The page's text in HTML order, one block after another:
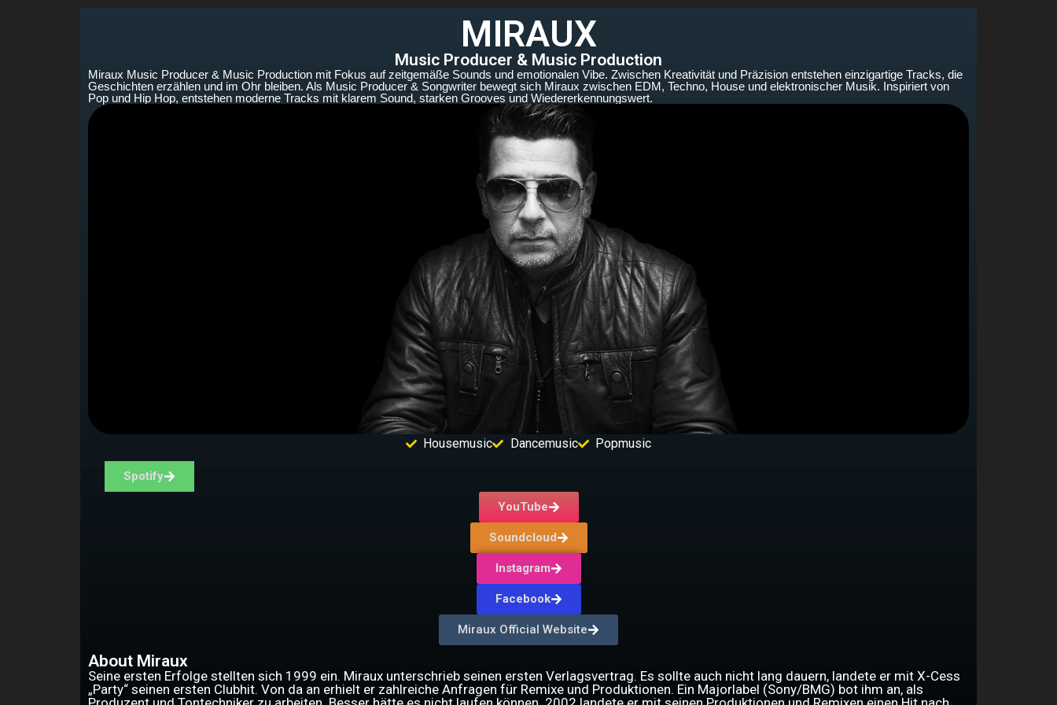
MIRAUX
Music Producer & Music Production
Miraux Music Producer & Music Production mit Fokus auf zeitgemäße Sounds und emotionalen Vibe. Zwischen Kreativität und Präzision entstehen einzigartige Tracks, die
Geschichten erzählen und im Ohr bleiben. Als Music Producer & Songwriter bewegt sich Miraux zwischen EDM, Techno, House und elektronischer Musik. Inspiriert von
Pop und Hip Hop, entstehen moderne Tracks mit klarem Sound, starken Grooves und Wiedererkennungswert.
Housemusic Dancemusic Popmusic
Spotify
YouTube
Soundcloud
Instagram
Facebook
Miraux Official Website
About Miraux
Seine ersten Erfolge stellten sich 1999 ein. Miraux unterschrieb seinen ersten Verlagsvertrag. Es sollte auch nicht lang dauern, landete er mit X-Cess
„Party“ seinen ersten Clubhit. Von da an erhielt er zahlreiche Anfragen für Remixe und Produktionen. Ein Majorlabel (Sony/BMG) bot ihm an, als